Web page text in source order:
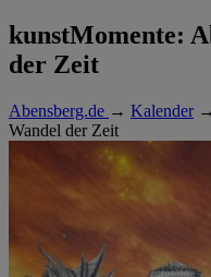
kunstMomente:
der Zeit
Abensberg.de → Kalender →
Wandel der Zeit